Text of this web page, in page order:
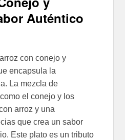
Auténtico
con conejo y
encapsula la
La mezcla de
el conejo y los
arroz y una
que crea un sabor
Este plato es un tributo